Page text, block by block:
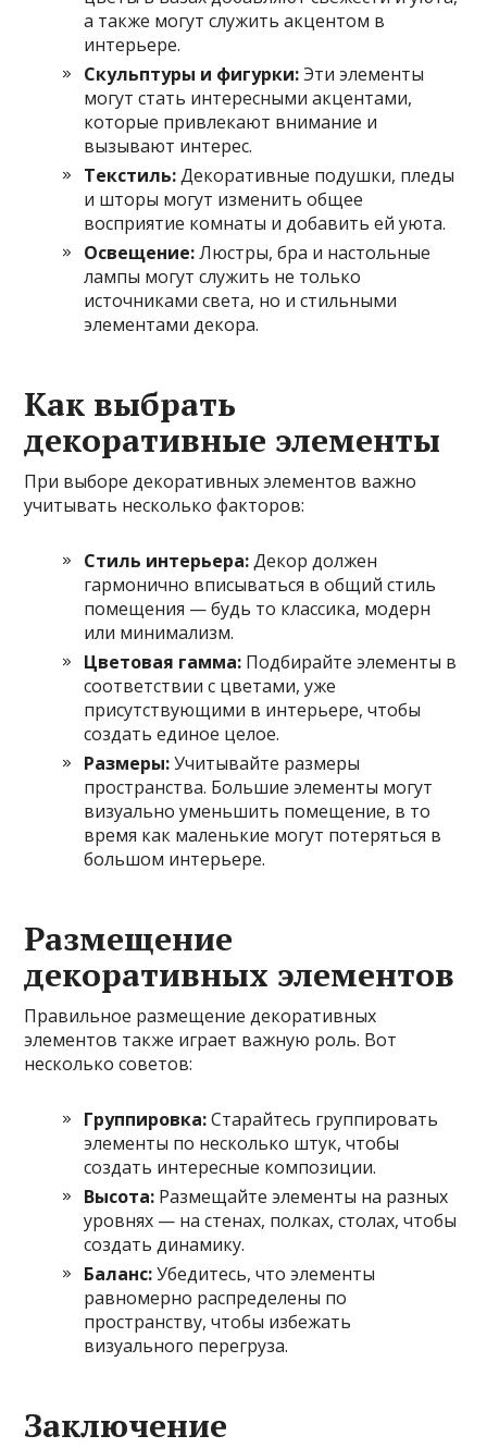
а также могут служить акцентом в
интерьере.
Скульптуры и фигурки:Эти элементы
могут стать интересными акцентами,
которые привлекают внимание и
вызывают интерес.
Текстиль:Декоративные подушки, пледы
и шторы могут изменить общее
восприятие комнаты и добавить ей уюта.
Освещение:Люстры, бра и настольные
лампы могут служить не только
источниками света, но и стильными
элементами декора.
Как выбрать
декоративные элементы
При выборе декоративных элементов важно
учитывать несколько факторов:
Стиль интерьера:Декор должен
гармонично вписываться в общий стиль
помещения — будь то классика, модерн
или минимализм.
Цветовая гамма: Подбирайте элементы в
соответствии с цветами, уже
присутствующими в интерьере, чтобы
создать единое целое.
Размеры:Учитывайте размеры
пространства. Большие элементы могут
визуально уменьшить помещение, в то
время как маленькие могут потеряться в
большом интерьере.
Размещение
декоративных элементов
Правильное размещение декоративных
элементов также играет важную роль. Вот
несколько советов:
Группировка:Старайтесь группировать
элементы по несколько штук, чтобы
создать интересные композиции.
Высота: Размещайте элементы на разных
уровнях — на стенах, полках, столах, чтобы
создать динамику.
Баланс:Убедитесь, что элементы
равномерно распределены по
пространству, чтобы избежать
визуального перегруза.
Заключение